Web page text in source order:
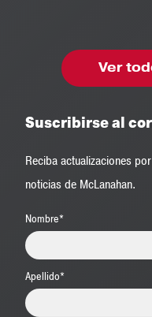
Ver
Suscribirse al
Reciba actualizaciones
noticias de McLanahan.
Nombre*
Apellido*